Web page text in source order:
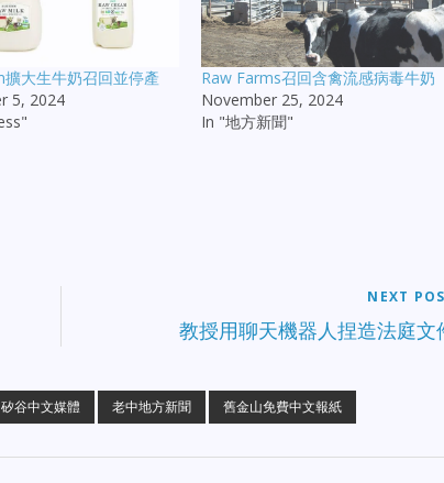
大生牛奶召回並停產
5, 2024
Raw Farms召回含禽流感病毒牛奶
November 25, 2024
In "地方新聞"
NEXT
教授用聊天機器人捏造法庭文
矽谷中文媒體 老中地方新聞 舊金山免費中文報紙